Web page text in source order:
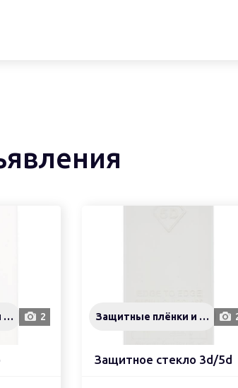
Защитные плёнки и стёкла 2
Защитное стекло 3d/5d
Защитные плёнки и стёкла